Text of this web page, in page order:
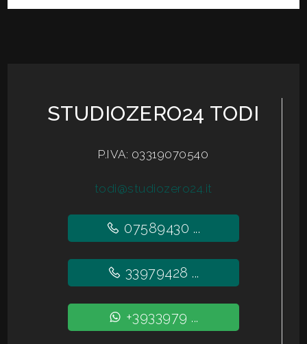
STUDIOZERO24 TODI
P.IVA: 03319070540
todi@studiozero24.it
07589430 ...
33979428 ...
+3933979 ...